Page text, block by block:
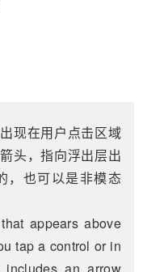
现在用户点击区域
头，指向浮出层出
，也可以是非模态
appears above
tap a control or in